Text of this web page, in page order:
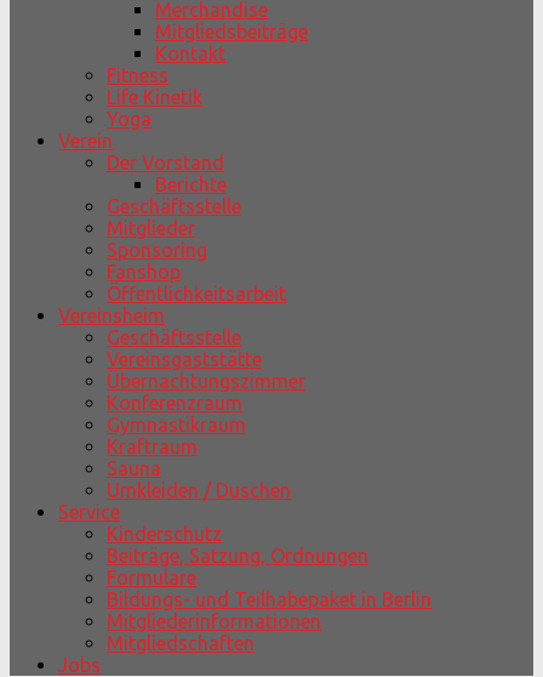
Merchandise
Mitgliedsbeiträge
Kontakt
Fitness
Life Kinetik
Yoga
Verein
Der Vorstand
Berichte
Geschäftsstelle
Mitglieder
Sponsoring
Fanshop
Öffentlichkeitsarbeit
Vereinsheim
Geschäftsstelle
Vereinsgaststätte
Übernachtungszimmer
Konferenzraum
Gymnastikraum
Kraftraum
Sauna
Umkleiden / Duschen
Service
Kinderschutz
Beiträge, Satzung, Ordnungen
Formulare
Bildungs- und Teilhabepaket in Berlin
Mitgliederinformationen
Mitgliedschaften
Jobs